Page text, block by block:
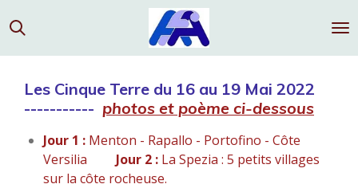
au
contenu
Les Cinque Terre du 16 au 19 Mai 2022
----------- photos et poème ci-dessous
Jour 1 : Menton - Rapallo - Portofino - Côte
Versilia Jour 2 : La Spezia : 5 petits villages
sur la côte rocheuse.